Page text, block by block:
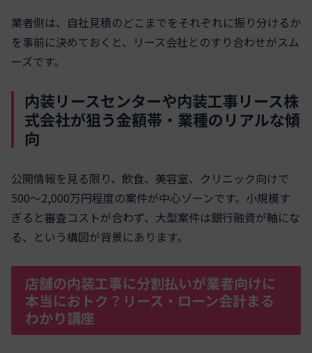
業者側は、自社見積のどこまでをそれぞれに振り分けるか
を事前に決めておくと、リース会社とのすり合わせがスム
ーズです。
内装リースセンターや内装工事リース株
式会社が狙う金額帯・業種のリアルな傾
向
公開情報を見る限り、飲食、美容室、クリニック向けで
500〜2,000万円程度の案件が中心ゾーンです。小規模す
ぎると審査コストが合わず、大型案件は銀行融資が軸にな
る、という構図が背景にあります。
店舗の内装工事に分割払いが業者向けに
本当におトク？リース・ローン会計まる
わかり講座